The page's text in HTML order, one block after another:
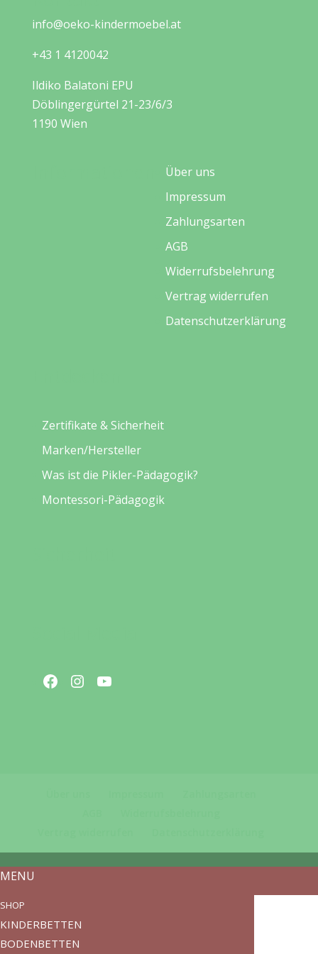
info@oeko-kindermoebel.at
+43 1 4120042
Ildiko Balatoni EPU
Döblingergürtel 21-23/6/3
1190 Wien
Über uns
Impressum
Zahlungsarten
AGB
Widerrufsbelehrung
Vertrag widerrufen
Datenschutzerklärung
Zertifikate & Sicherheit
Marken/Hersteller
Was ist die Pikler-Pädagogik?
Montessori-Pädagogik
Facebook
Instagram
YouTube
MENU
SHOP
KINDERBETTEN
BODENBETTEN